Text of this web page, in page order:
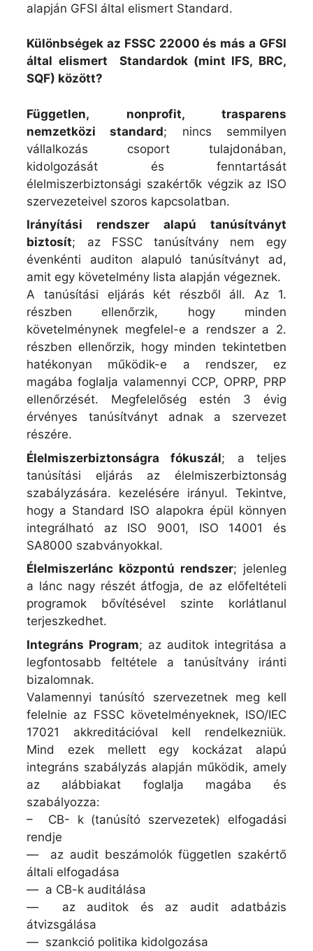
alapján GFSI által elismert Standard.
Különbségek az FSSC 22000 és más a GFSI
által elismert Standardok (mint IFS, BRC,
SQF) között?
Független, nonprofit, trasparens
nemzetközi standard; nincs semmilyen
vállalkozás csoport tulajdonában,
kidolgozását és fenntartását
élelmiszerbiztonsági szakértők végzik az ISO
szervezeteivel szoros kapcsolatban.
Irányítási rendszer alapú tanúsítványt
biztosít; az FSSC tanúsítvány nem egy
évenkénti auditon alapuló tanúsítványt ad,
amit egy követelmény lista alapján végeznek.
A tanúsítási eljárás két részből áll. Az 1.
részben ellenőrzik, hogy minden
követelménynek megfelel-e a rendszer a 2.
részben ellenőrzik, hogy minden tekintetben
hatékonyan működik-e a rendszer, ez
magába foglalja valamennyi CCP, OPRP, PRP
ellenőrzését. Megfelelőség estén 3 évig
érvényes tanúsítványt adnak a szervezet
részére.
Élelmiszerbiztonságra fókuszál; a teljes
tanúsítási eljárás az élelmiszerbiztonság
szabályzására. kezelésére irányul. Tekintve,
hogy a Standard ISO alapokra épül könnyen
integrálható az ISO 9001, ISO 14001 és
SA8000 szabványokkal.
Élelmiszerlánc központú rendszer; jelenleg
a lánc nagy részét átfogja, de az előfeltételi
programok bővítésével szinte korlátlanul
terjeszkedhet.
Integráns Program; az auditok integritása a
legfontosabb feltétele a tanúsítvány iránti
bizalomnak.
Valamennyi tanúsító szervezetnek meg kell
felelnie az FSSC követelményeknek, ISO/IEC
17021 akkreditációval kell rendelkezniük.
Mind ezek mellett egy kockázat alapú
integráns szabályzás alapján működik, amely
az alábbiakat foglalja magába és
szabályozza:
­­– CB- k (tanúsító szervezetek) elfogadási
rendje
— az audit beszámolók független szakértő
általi elfogadása
— a CB-k auditálása
— az auditok és az audit adatbázis
átvizsgálása
— szankció politika kidolgozása